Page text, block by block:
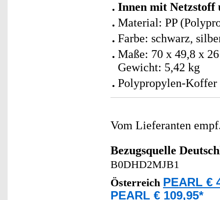
Innen mit Netzstoff
Material: PP
Farbe: schwarz,
Maße: 70 x 49,8 x
Gewicht: 5,42 kg
Polypropylen-
Vom Lieferanten
Bezugsquelle
B0DHD2MJB1
Österreich PEARL €
PEARL € 109,95*